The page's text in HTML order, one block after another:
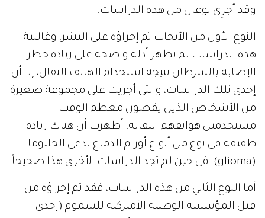
وقد أجرِي نوعان من هذه الدراسات.
النوع الأول من الأبحاث تم إجراؤه على البشر، وغالبية
هذه الدراسات لم تظهر أدلة واضحة على زيادة خطر
الإصابة بالسرطان نتيجة استخدام الهاتف النقال، إلا أن
إحدى تلك الدراسات، والتي أجريت على مجموعة صغيرة
من الأشخاص الذين يقضون معظم الوقت
مستخدمين هواتفهم النقالة، أظهرت أن هناك زيادة
طفيفة في نوع من أنواع أورام الدماغ يدعى الجليوما
(glioma)، في حين لم تجد الدراسات الأخرى هذا صحيحاً.
أما النوع الثاني من هذه الدراسات، فقد تم إجراؤه من
قبل المؤسسة الوطنية الأميركية للسموم (إحدى